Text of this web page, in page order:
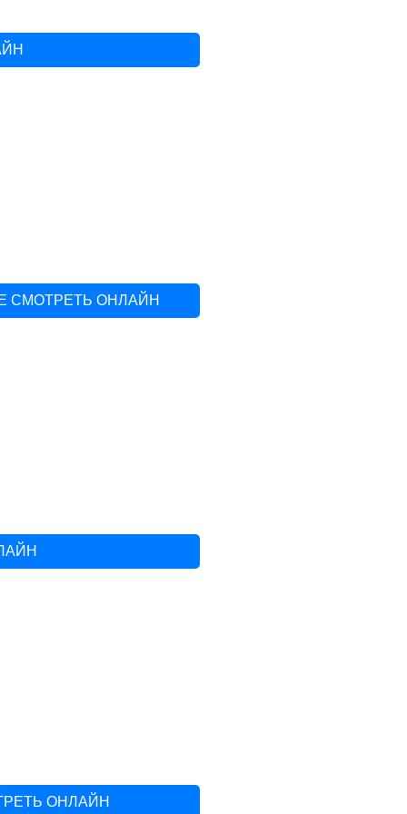
СМОТРЕТЬ ОНЛАЙН
ОНЛАЙН